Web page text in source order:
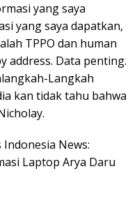
yang saya
yang saya dapatkan,
TPPO dan human
address. Data penting.
Langkah
kan tidak tahu bahwa
News:
Laptop Arya Daru